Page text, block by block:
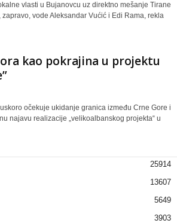
vlasti u Bujanovcu uz direktno mešanje Tirane
vode Aleksandar Vućić i Edi Rama, rekla
kao pokrajina u projektu
očekuje ukidanje granica između Crne Gore i
najavu realizacije „velikoalbanskog projekta“ u
25914
13607
5649
3903